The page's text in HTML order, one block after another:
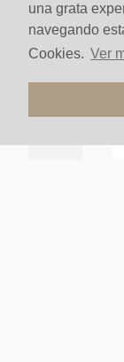
una grata
navegando
Cookies. Ver